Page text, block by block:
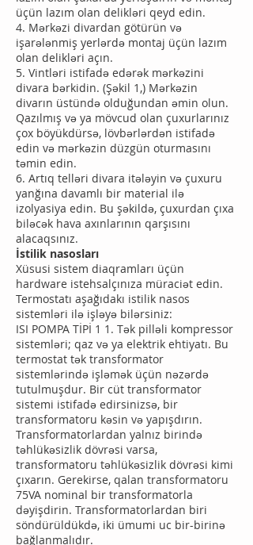
üçün lazım olan delikləri qeyd edin.
4. Mərkəzi divardan götürün və
işarələnmiş yerlərdə montaj üçün lazım
olan delikləri açın.
5. Vintləri istifadə edərək mərkəzini
divara bərkidin. (Şəkil 1,) Mərkəzin
divarın üstündə olduğundan əmin olun.
Qazılmış və ya mövcud olan çuxurlarınız
çox böyükdürsə, lövbərlərdən istifadə
edin və mərkəzin düzgün oturmasını
təmin edin.
6. Artıq telləri divara itələyin və çuxuru
yanğına davamlı bir material ilə
izolyasiya edin. Bu şəkildə, çuxurdan çıxa
biləcək hava axınlarının qarşısını
alacaqsınız.
İstilik nasosları
Xüsusi sistem diaqramları üçün
hardware istehsalçınıza müraciət edin.
Termostatı aşağıdakı istilik nasos
sistemləri ilə işləyə bilərsiniz:
ISI POMPA TİPİ 1 1. Tək pilləli kompressor
sistemləri; qaz və ya elektrik ehtiyatı. Bu
termostat tək transformator
sistemlərində işləmək üçün nəzərdə
tutulmuşdur. Bir cüt transformator
sistemi istifadə edirsinizsə, bir
transformatoru kəsin və yapışdırın.
Transformatorlardan yalnız birində
təhlükəsizlik dövrəsi varsa,
transformatoru təhlükəsizlik dövrəsi kimi
çıxarın. Gerekirse, qalan transformatoru
75VA nominal bir transformatorla
dəyişdirin. Transformatorlardan biri
söndürüldükdə, iki ümumi uc bir-birinə
bağlanmalıdır.